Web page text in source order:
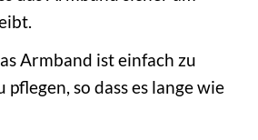
Armband ist einfach zu
pflegen, so dass es lange wie